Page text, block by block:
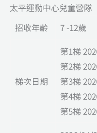
太平運動中心兒童營隊
招收年齡
7 -12歲
梯次日期
第1梯
第2梯
第3梯
第4梯
第5梯